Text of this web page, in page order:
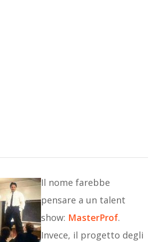
Il nome farebbe
pensare a un talent
show: MasterProf.
Invece, il progetto degli